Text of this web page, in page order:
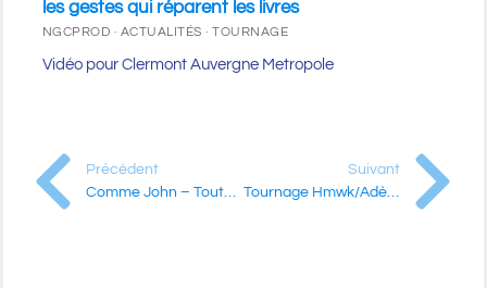
les gestes qui réparent les livres
NGCPROD · ACTUALITÉS · TOURNAGE
Vidéo pour Clermont Auvergne Metropole
Précédent
Comme John – Toutes les nuits
Suivant
Tournage Hmwk/Adèle Coyo